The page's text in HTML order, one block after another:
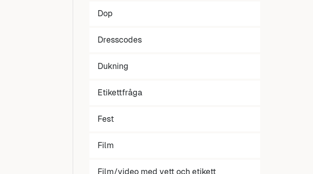
Dop
Dresscodes
Dukning
Etikettfråga
Fest
Film
Film/video med vett och etikett